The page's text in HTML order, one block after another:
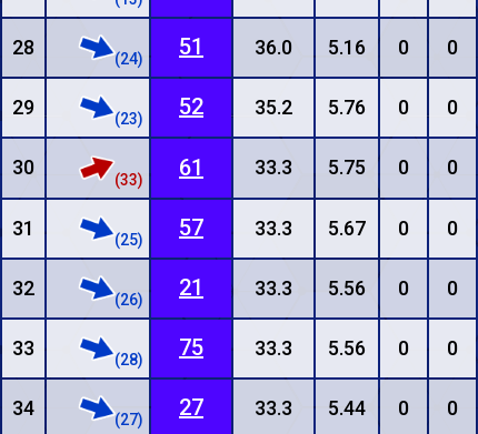
28 (24) 51 36.0 5.16 0 0
29 (23) 52 35.2 5.76 0 0
30
(33) 61 33.3 5.75 0 0
31 (25) 57 33.3 5.67 0 0
32 (26) 21 33.3 5.56 0 0
33 (28) 75 33.3 5.56 0 0
34 (27) 27 33.3 5.44 0 0